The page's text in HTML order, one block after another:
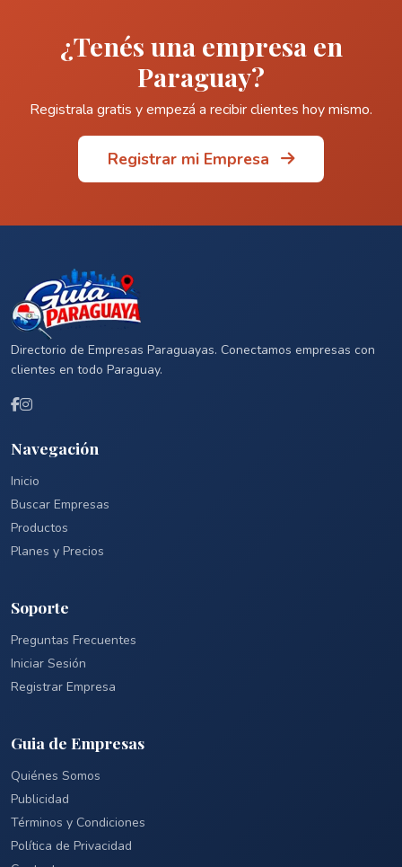
¿Tenés una empresa en
Paraguay?
Registrala gratis y empezá a recibir clientes hoy mismo.
Registrar mi Empresa
Directorio de Empresas Paraguayas. Conectamos empresas con
clientes en todo Paraguay.
Navegación
Inicio
Buscar Empresas
Productos
Planes y Precios
Soporte
Preguntas Frecuentes
Iniciar Sesión
Registrar Empresa
Guia de Empresas
Quiénes Somos
Publicidad
Términos y Condiciones
Política de Privacidad